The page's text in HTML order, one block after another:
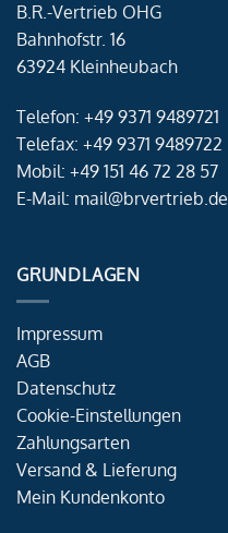
B.R.-Vertrieb OHG
Bahnhofstr. 16
63924 Kleinheubach
Telefon: +49 9371 9489721
Telefax: +49 9371 9489722
Mobil: +49 151 46 72 28 57
E-Mail: mail@brvertrieb.de
GRUNDLAGEN
Impressum
AGB
Datenschutz
Cookie-Einstellungen
Zahlungsarten
Versand & Lieferung
Mein Kundenkonto